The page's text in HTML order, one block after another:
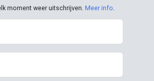
moment weer uitschrijven. Meer info